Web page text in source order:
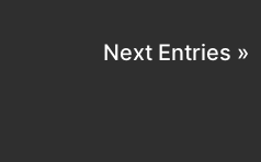
Next Entries »